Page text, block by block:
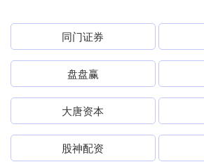
同门证券
盘盘赢
大唐资本
股神配资